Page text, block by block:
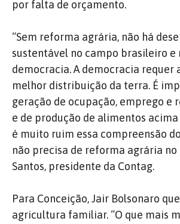
por falta de orçamento.
“Sem reforma agrária, não há
sustentável no campo brasileiro e
democracia. A democracia requer
melhor distribuição da terra. É
geração de ocupação, emprego e
e de produção de alimentos acima
é muito ruim essa compreensão
não precisa de reforma agrária no
Santos, presidente da Contag.
Para Conceição, Jair Bolsonaro
agricultura familiar. “O que mais